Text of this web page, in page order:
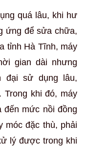
quá lâu, khi hư
ứng để sửa chữa,
tỉnh Hà Tĩnh, máy
gian dài nhưng
đại sử dụng lâu,
Trong khi đó, máy
đến mức nồi đồng
móc đặc thù, phải
lý được trong khi